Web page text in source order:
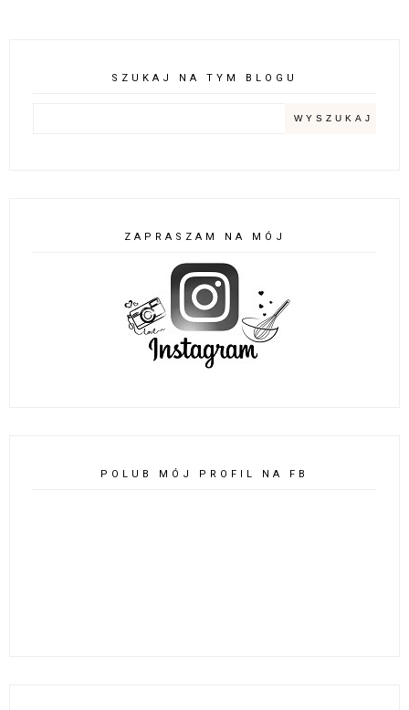
SZUKAJ NA TYM BLOGU
ZAPRASZAM NA MÓJ
POLUB MÓJ PROFIL NA FB